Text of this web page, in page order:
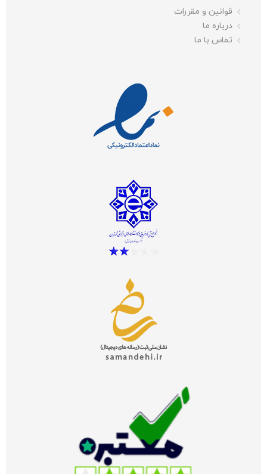
قوانین و مقررات
درباره ما
تماس با ما